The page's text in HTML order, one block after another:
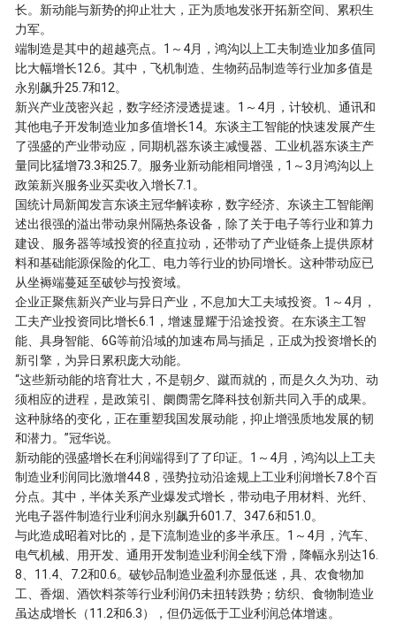
长。新动能与新势的抑止壮大，正为质地发张开拓新空间、累积生
力军。
端制造是其中的超越亮点。1～4月，鸿沟以上工夫制造业加多值同
比大幅增长12.6。其中，飞机制造、生物药品制造等行业加多值是
永别飙升25.7和12。
新兴产业茂密兴起，数字经济浸透提速。1～4月，计较机、通讯和
其他电子开发制造业加多值增长14。东谈主工智能的快速发展产生
了强盛的产业带动应，同期机器东谈主减慢器、工业机器东谈主产
量同比猛增73.3和25.7。服务业新动能相同增强，1～3月鸿沟以上
政策新兴服务业买卖收入增长7.1。
国统计局新闻发言东谈主冠华解读称，数字经济、东谈主工智能阐
述出很强的溢出带动泉州隔热条设备，除了关于电子等行业和算力
建设、服务器等域投资的径直拉动，还带动了产业链条上提供原材
料和基础能源保险的化工、电力等行业的协同增长。这种带动应已
从坐褥端蔓延至破钞与投资域。
企业正聚焦新兴产业与异日产业，不息加大工夫域投资。1～4月，
工夫产业投资同比增长6.1，增速显耀于沿途投资。在东谈主工智
能、具身智能、6G等前沿域的加速布局与插足，正成为投资增长的
新引擎，为异日累积庞大动能。
“这些新动能的培育壮大，不是朝夕、蹴而就的，而是久久为功、动
须相应的进程，是政策引、阛阓需乞降科技创新共同入手的成果。
这种脉络的变化，正在重塑我国发展动能，抑止增强质地发展的韧
和潜力。”冠华说。
新动能的强盛增长在利润端得到了了印证。1～4月，鸿沟以上工夫
制造业利润同比激增44.8，强势拉动沿途规上工业利润增长7.8个百
分点。其中，半体关系产业爆发式增长，带动电子用材料、光纤、
光电子器件制造行业利润永别飙升601.7、347.6和51.0。
与此造成昭着对比的，是下流制造业的多半承压。1～4月，汽车、
电气机械、用开发、通用开发制造业利润全线下滑，降幅永别达16.
8、11.4、7.2和0.6。破钞品制造业盈利亦显低迷，具、农食物加
工、香烟、酒饮料茶等行业利润仍未扭转跌势；纺织、食物制造业
虽达成增长（11.2和6.3），但仍远低于工业利润总体增速。